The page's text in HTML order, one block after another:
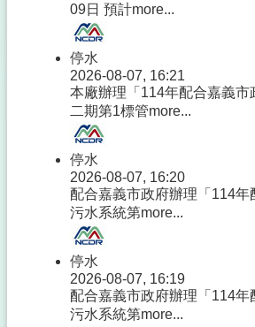
09日 預計more...
停水
2026-08-07, 16:21
本廠辦理「114年配合嘉義市
二期第1標管more...
停水
2026-08-07, 16:20
配合嘉義市政府辦理「114年
污水系統第more...
停水
2026-08-07, 16:19
配合嘉義市政府辦理「114年
污水系統第more...